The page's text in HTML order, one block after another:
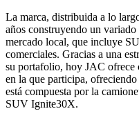
La marca, distribuida a lo
años construyendo un
mercado local, que incluye
comerciales. Gracias a una
su portafolio, hoy JAC ofrece
en la que participa,
está compuesta por la
SUV Ignite30X.